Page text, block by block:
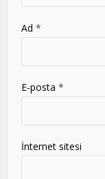
Ad*
E-posta*
İnternet sitesi